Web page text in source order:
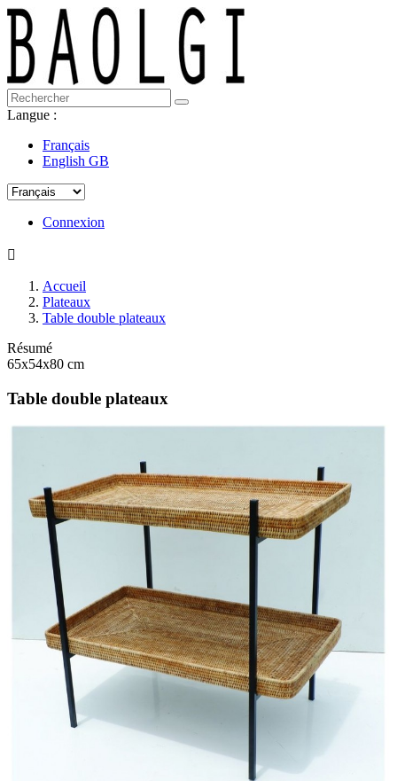
Langue :
Français
English GB
Connexion

Accueil
Plateaux
Table double plateaux
Résumé
65x54x80 cm
Table double plateaux